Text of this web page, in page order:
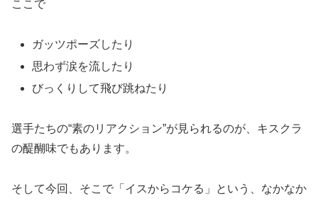
ここで
ガッツポーズしたり
思わず涙を流したり
びっくりして飛び跳ねたり
選手たちの“素のリアクション”が見られるのが、キスクラ
の醍醐味でもあります。
そして今回、そこで「イスからコケる」という、なかなか